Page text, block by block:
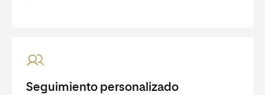
Seguimiento personalizado